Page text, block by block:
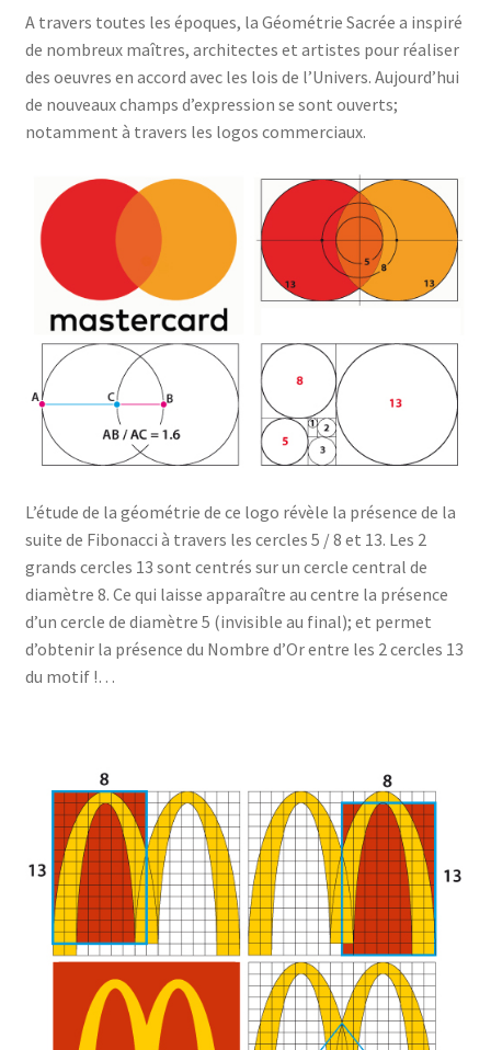
A travers toutes les époques, la Géométrie Sacrée a inspiré
de nombreux maîtres, architectes et artistes pour réaliser
des oeuvres en accord avec les lois de l’Univers. Aujourd’hui
de nouveaux champs d’expression se sont ouverts;
notamment à travers les logos commerciaux.
L’étude de la géométrie de ce logo révèle la présence de la
suite de Fibonacci à travers les cercles 5 / 8 et 13. Les 2
grands cercles 13 sont centrés sur un cercle central de
diamètre 8. Ce qui laisse apparaître au centre la présence
d’un cercle de diamètre 5 (invisible au final); et permet
d’obtenir la présence du Nombre d’Or entre les 2 cercles 13
du motif !…